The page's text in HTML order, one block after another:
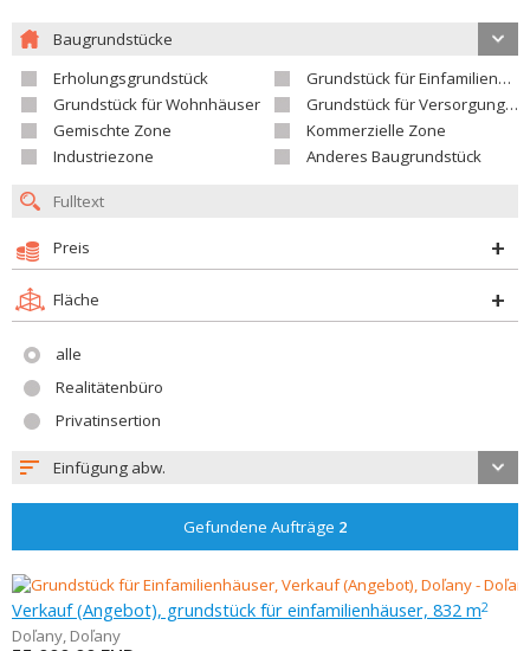
Baugrundstücke
Erholungsgrundstück
Grundstück für Einfamilienhäuser
Grundstück für Wohnhäuser
Grundstück für Versorgungseinrichtungen
Gemischte Zone
Kommerzielle Zone
Industriezone
Anderes Baugrundstück
Preis
Fläche
alle
Realitätenbüro
Privatinsertion
Einfügung abw.
Gefundene Aufträge 2
Verkauf (Angebot), grundstück für einfamilienhäuser, 832 m2
Doľany, Doľany